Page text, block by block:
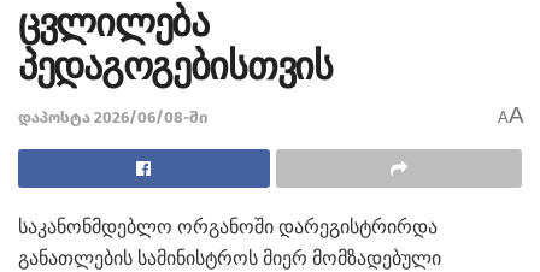
ცვლილება
პედაგოგებისთვის
დაპოსტა 2026/06/08-ში AA
საკანონმდებლო ორგანოში დარეგისტრირდა
განათლების სამინისტროს მიერ მომზადებული